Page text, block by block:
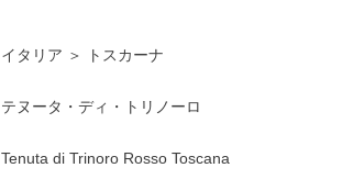
イタリア ＞ トスカーナ
テヌータ・ディ・トリノーロ
Tenuta di Trinoro Rosso Toscana